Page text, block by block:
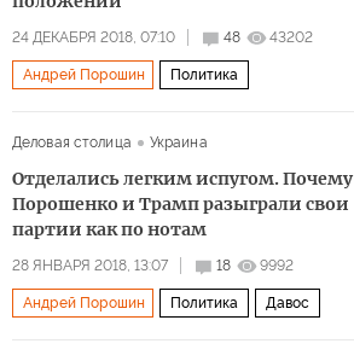
24 ДЕКАБРЯ 2018, 07:10 48 43202
Андрей Порошин Политика
экономический кризис
Деловая столица Украина
Отделались легким испугом. Почему
Порошенко и Трамп разыграли свои
партии как по нотам
28 ЯНВАРЯ 2018, 13:07 18 9992
Андрей Порошин Политика Давос